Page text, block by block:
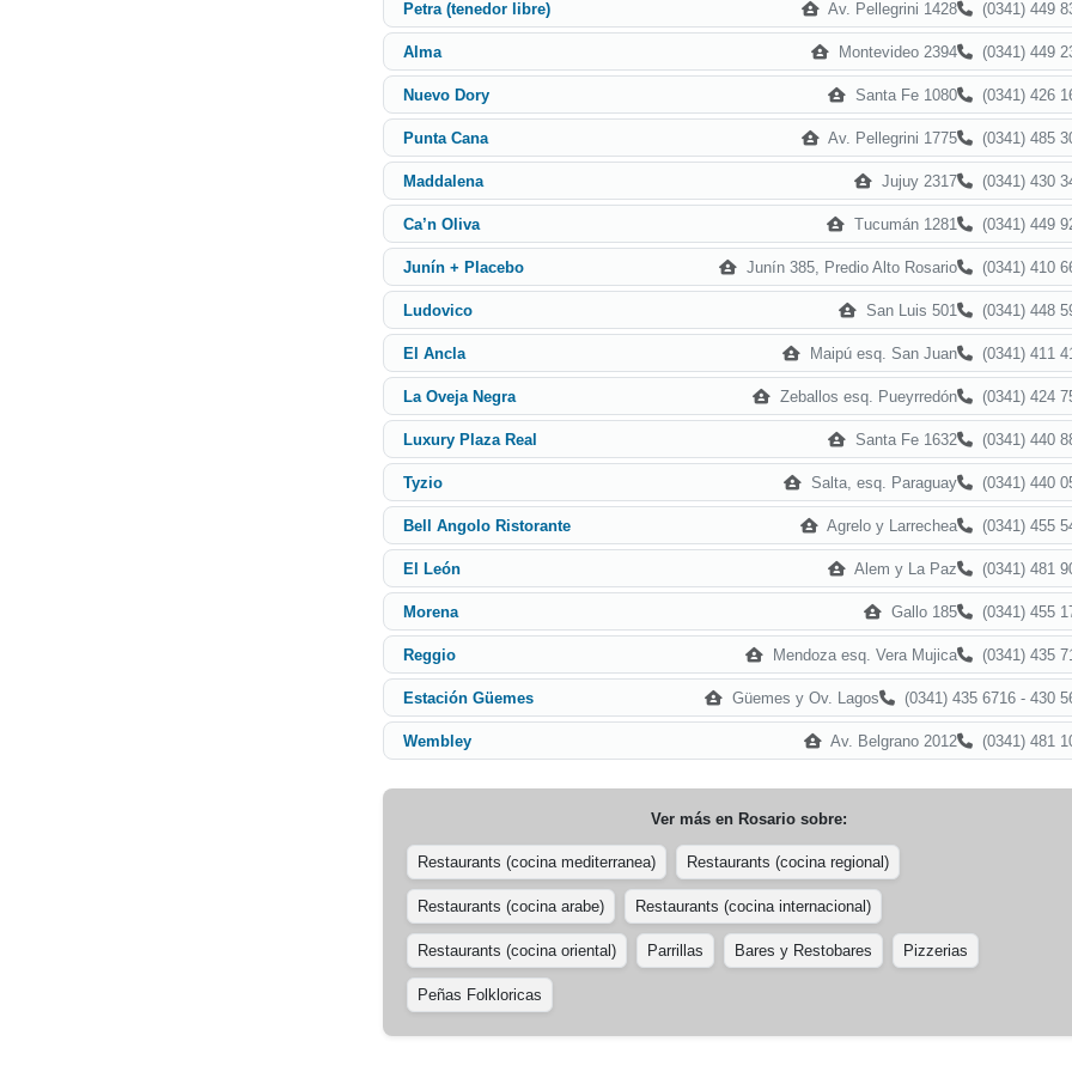
Petra (tenedor libre) Av. Pellegrini 1428 (0341) 449
Alma Montevideo 2394 (0341) 449
Nuevo Dory Santa Fe 1080 (0341) 426
Punta Cana Av. Pellegrini 1775 (0341) 485
Maddalena Jujuy 2317 (0341) 430
Ca’n Oliva Tucumán 1281 (0341) 449
Junín + Placebo Junín 385, Predio Alto Rosario (0341) 410
Ludovico San Luis 501 (0341) 448
El Ancla Maipú esq. San Juan (0341) 411
La Oveja Negra Zeballos esq. Pueyrredón (0341) 424
Luxury Plaza Real Santa Fe 1632 (0341) 440
Tyzio Salta, esq. Paraguay (0341) 440
Bell Angolo Ristorante Agrelo y Larrechea (0341) 455
El León Alem y La Paz (0341) 481
Morena Gallo 185 (0341) 455
Reggio Mendoza esq. Vera Mujica (0341) 435
Estación Güemes Güemes y Ov. Lagos (0341) 435 6716 - 430
Wembley Av. Belgrano 2012 (0341) 481
Ver más en Rosariosobre:
Restaurants (cocina mediterranea) Restaurants (cocina regional)
Restaurants (cocina arabe) Restaurants (cocina internacional)
Restaurants (cocina oriental) Parrillas Bares y Restobares Pizzerias
Peñas Folkloricas